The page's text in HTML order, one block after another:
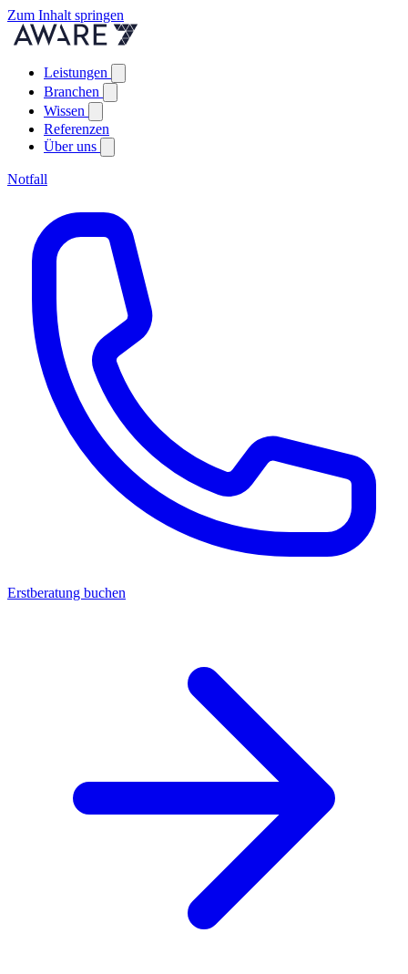
Zum Inhalt springen
Leistungen
Branchen
Wissen
Referenzen
Über uns
Notfall
Erstberatung buchen